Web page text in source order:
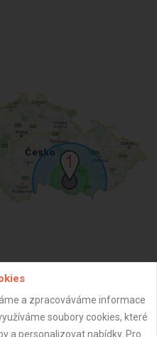
dne 11.01.2025 19:35:02
a zpracováváme informace
soubory cookies, které
a personalizovat nabídky. Pro